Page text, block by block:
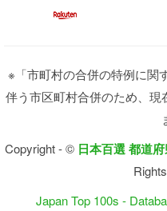
※「市町村の合併の特例に関
伴う市区町村合併のため、現
Copyright - © 日本百選 都道
Japan Top 100s -